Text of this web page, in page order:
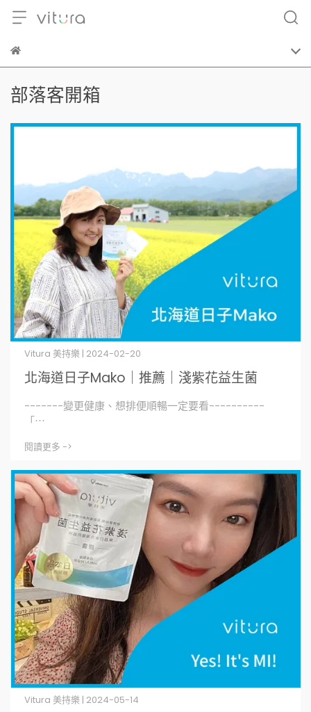
部落客開箱
北海道日子Mako｜推薦｜淺紫花益生菌
Vitura 美持樂 | 2024-02-20
-------變更健康、想排便順暢一定要看----------
「⋯
閱讀更多 ->
Vitura 美持樂 | 2024-05-14